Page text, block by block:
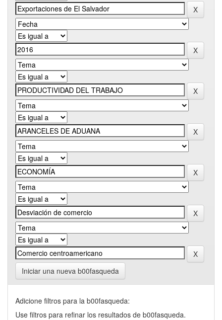
Iniciar una nueva b00fasqueda
Adicione filtros para la b00fasqueda:
Use filtros para refinar los resultados de b00fasqueda.